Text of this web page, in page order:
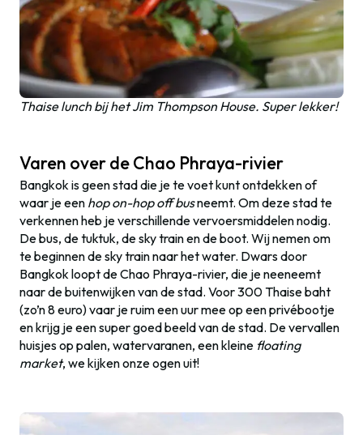
Thaise lunch bij het Jim Thompson House. Super lekker!
Varen over de Chao Phraya-rivier
Bangkok is geen stad die je te voet kunt ontdekken of
waar je een hop on-hop off busneemt. Om deze stad te
verkennen heb je verschillende vervoersmiddelen nodig.
De bus, de tuktuk, de sky train en de boot. Wij nemen om
te beginnen de sky train naar het water. Dwars door
Bangkok loopt de Chao Phraya-rivier, die je neeneemt
naar de buitenwijken van de stad. Voor 300 Thaise baht
(zo’n 8 euro) vaar je ruim een uur mee op een privébootje
en krijg je een super goed beeld van de stad. De vervallen
huisjes op palen, watervaranen, een kleine floating
market, we kijken onze ogen uit!